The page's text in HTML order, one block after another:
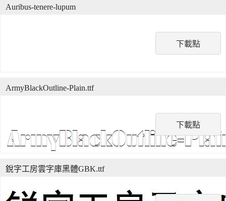
下載點
Auribus-tenere-lupum
下載點
ArmyBlackOutline-Plain.ttf
銳字工房雲字庫黑體GBK.ttf